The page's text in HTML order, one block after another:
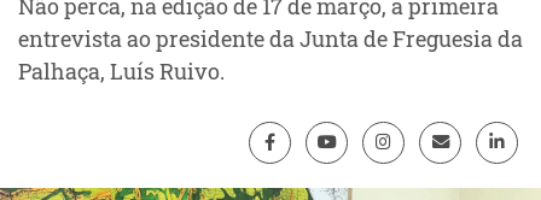
Não perca, na edição de 17 de março, a primeira
entrevista ao presidente da Junta de Freguesia da
Palhaça, Luís Ruivo.